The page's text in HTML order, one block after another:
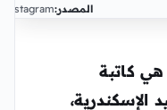
المصدر:instagram
هي كاتبة